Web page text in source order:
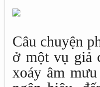
Câu chuyện
ở một vụ giả
xoáy âm